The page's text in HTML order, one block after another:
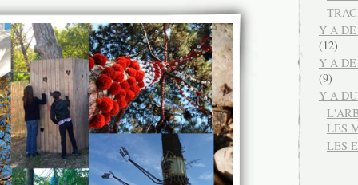
Y A
(12)
Y A
(9)
Y A
LES
LES